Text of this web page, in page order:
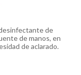
de
de manos, en
de aclarado.